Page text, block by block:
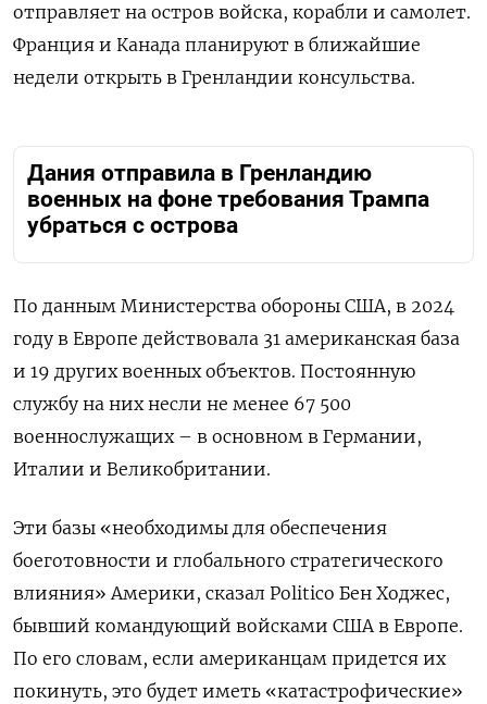
отправляет на остров войска, корабли и самолет.
Франция и Канада планируют в ближайшие
недели открыть в Гренландии консульства.
Дания отправила в Гренландию
военных на фоне требования Трампа
убраться с острова
По данным Министерства обороны США, в 2024
году в Европе действовала 31 американская база
и 19 других военных объектов. Постоянную
службу на них несли не менее 67 500
военнослужащих – в основном в Германии,
Италии и Великобритании.
Эти базы «необходимы для обеспечения
боеготовности и глобального стратегического
влияния» Америки, сказал Politico Бен Ходжес,
бывший командующий войсками США в Европе.
По его словам, если американцам придется их
покинуть, это будет иметь «катастрофические»